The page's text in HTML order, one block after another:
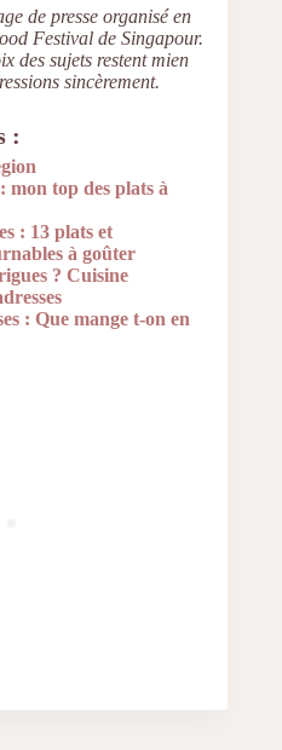
de presse organisé en
Festival de Singapour.
des sujets restent mien
sincèrement.
:
mon top des plats à
: 13 plats et
à goûter
? Cuisine
: Que mange t-on en